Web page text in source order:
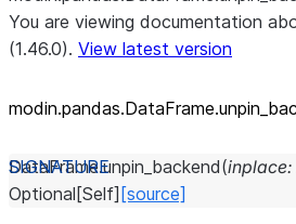
You are viewing documentation
(1.46.0). View latest version
modin.pandas.DataFrame.unpin_
DataFrame.unpin_backend(inplace:
Optional [Self] [source]